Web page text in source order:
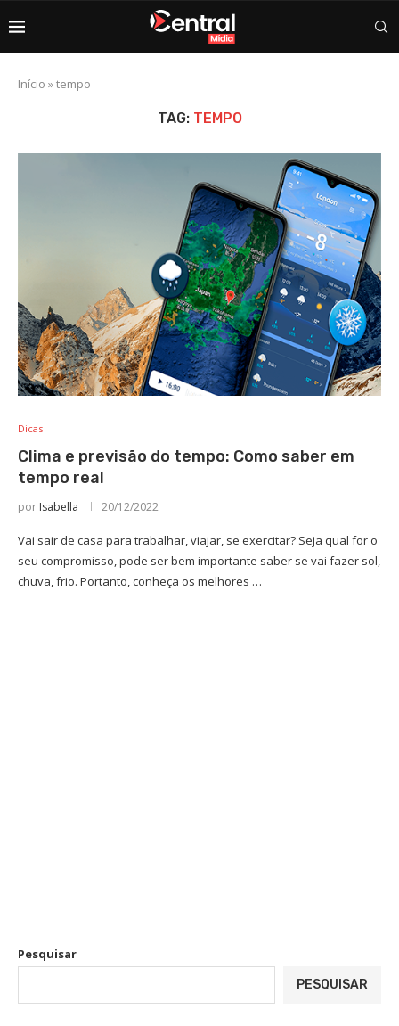
Início »tempo
TAG: TEMPO
Dicas
Clima e previsão do tempo: Como saber em
tempo real
por Isabella 20/12/2022
Vai sair de casa para trabalhar, viajar, se exercitar? Seja qual for o
seu compromisso, pode ser bem importante saber se vai fazer sol,
chuva, frio. Portanto, conheça os melhores …
Pesquisar
PESQUISAR